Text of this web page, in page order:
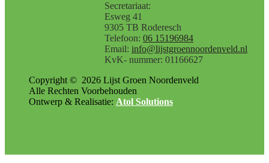
Secretariaat:
Esweg 41
9305 TB Roderesch
Telefoon: 06 15196984
Email: info@lijstgroennoordenveld.nl
KvK- nummer: 01166627
Copyright © 2026 Lijst Groen Noordenveld
Alle Rechten Voorbehouden
Ontwerp & Realisatie: Atol Solutions